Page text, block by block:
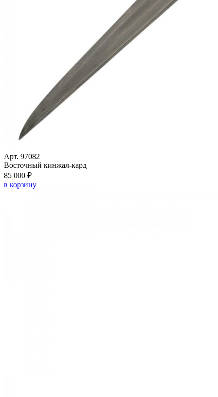
Арт. 97082
Восточный кинжал-кард
85 000 ₽
в корзину